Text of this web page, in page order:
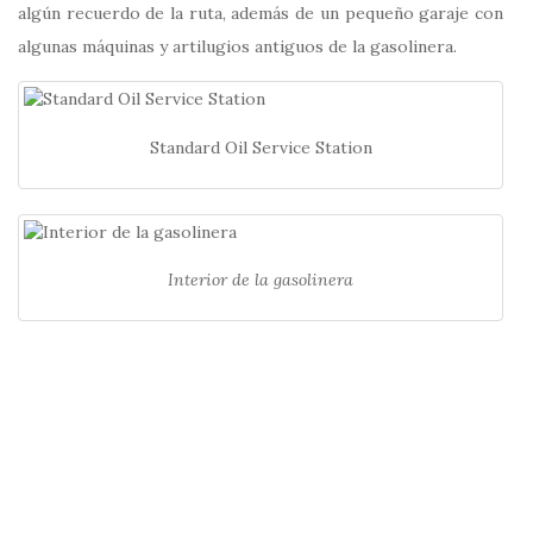
algún recuerdo de la ruta, además de un pequeño garaje con
algunas máquinas y artilugios antiguos de la gasolinera.
Standard Oil Service Station
Interior de la gasolinera